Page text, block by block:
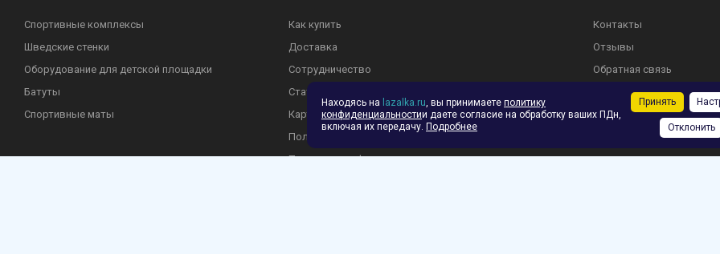
Спортивные комплексы
Шведские стенки
Оборудование для детской площадки
Батуты
Спортивные маты
Как купить
Доставка
Сотрудничество
Статьи
Карта сайта
Пользовательское соглашение
Политика конф.
Контакты
Отзывы
Обратная связь
Находясь на lazalka.ru, вы принимаете политику
конфиденциальностии даете согласие на обработку ваших ПДн,
включая их передачу. Подробнее
Принять
Отклонить